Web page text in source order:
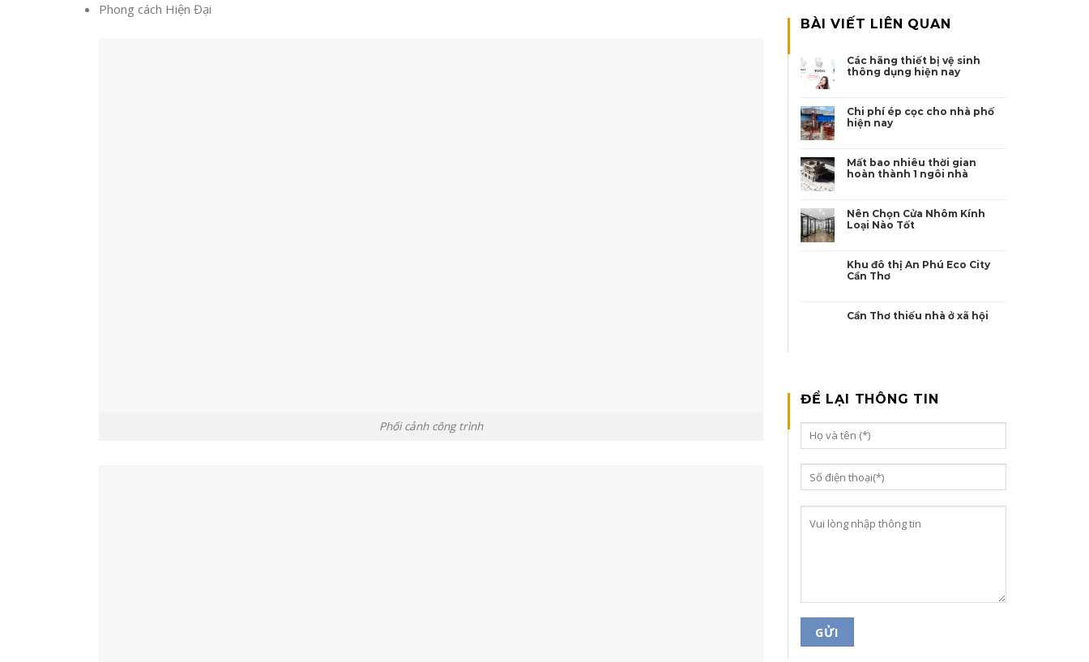
Phong cách Hiện Đại
Phối cảnh công trình
BÀI VIẾT LIÊN QUAN
Các hãng thiết bị vệ sinh
thông dụng hiện nay
Chi phí ép cọc cho nhà phố
hiện nay
Mất bao nhiêu thời gian
hoàn thành 1 ngôi nhà
Nên Chọn Cửa Nhôm Kính
Loại Nào Tốt
Khu đô thị An Phú Eco City
Cần Thơ
Cần Thơ thiếu nhà ở xã hội
ĐỂ LẠI THÔNG TIN